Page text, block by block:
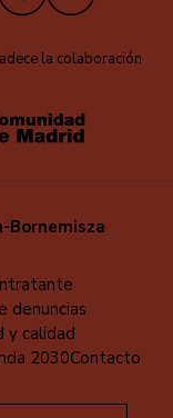
la colaboración
Bornemisza
denuncias
y calidad
2030Contacto